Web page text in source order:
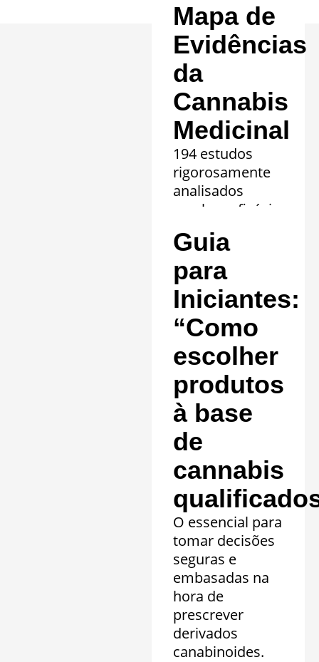
Mapa de
Evidências
da
Cannabis
Medicinal
194 estudos
rigorosamente
analisados
revelam eficácia
comprovada em
20 quadros
clínicos.
Saiba mais »
Guia
para
Iniciantes:
“Como
escolher
produtos
à base
de
cannabis
O essencial para
tomar decisões
seguras e
embasadas na
hora de
prescrever
derivados
canabinoides.